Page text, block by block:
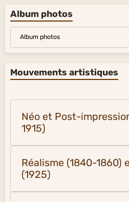
Album photos
Album photos
Mouvements artistiques
Néo et Post-
1915)
Réalisme (1840-1860)
(1925)